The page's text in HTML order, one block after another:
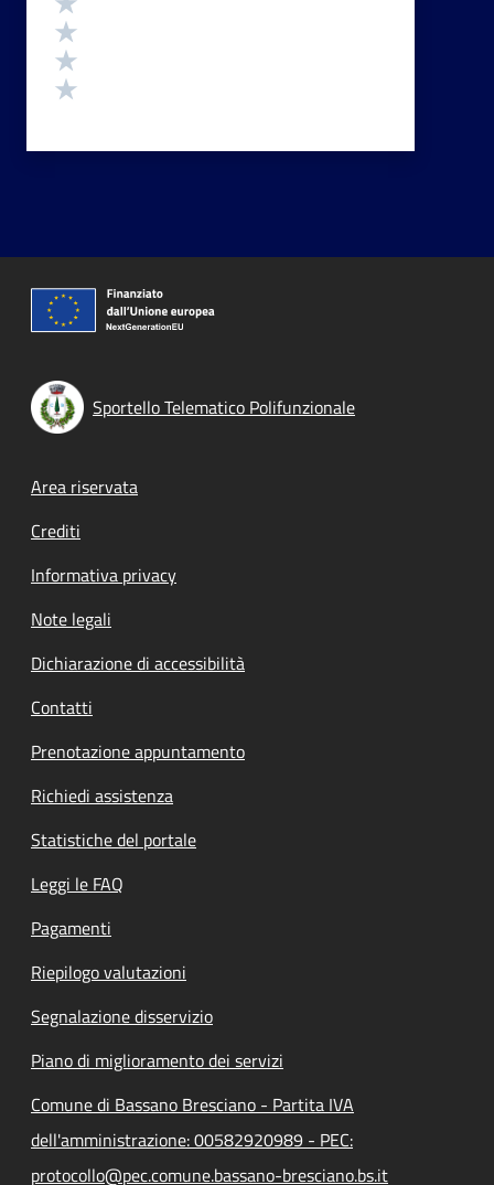
Sportello Telematico Polifunzionale
Footer menu
Area riservata
Crediti
Informativa privacy
Note legali
Dichiarazione di accessibilità
Contatti
Prenotazione appuntamento
Richiedi assistenza
Statistiche del portale
Leggi le FAQ
Pagamenti
Riepilogo valutazioni
Segnalazione disservizio
Piano di miglioramento dei servizi
Comune di Bassano Bresciano - Partita IVA
dell'amministrazione: 00582920989 - PEC:
protocollo@pec.comune.bassano-bresciano.bs.it